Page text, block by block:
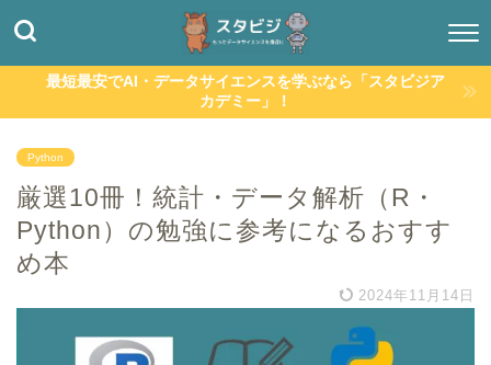
最短最安でAI・データサイエンスを学ぶなら「スタビジア
カデミー」！
Python
厳選10冊！統計・データ解析（R・
Python）の勉強に参考になるおすす
め本
2024年11月14日